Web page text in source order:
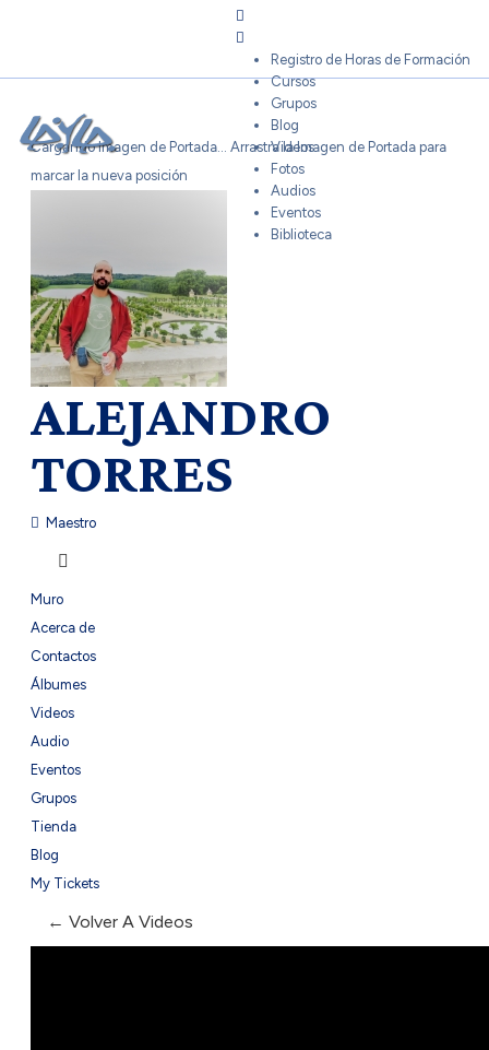
Registro de Horas de Formación
Cursos
Grupos
Blog
Videos
Fotos
Audios
Eventos
Biblioteca
Cargando Imagen de Portada... Arrastra la Imagen de Portada para
marcar la nueva posición
ALEJANDRO
TORRES
Maestro
Muro
Acerca de
Contactos
Álbumes
Videos
Audio
Eventos
Grupos
Tienda
Blog
My Tickets
← Volver A Videos